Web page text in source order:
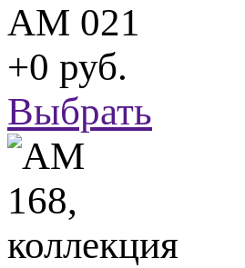
АМ 021
+0 руб.
Выбрать